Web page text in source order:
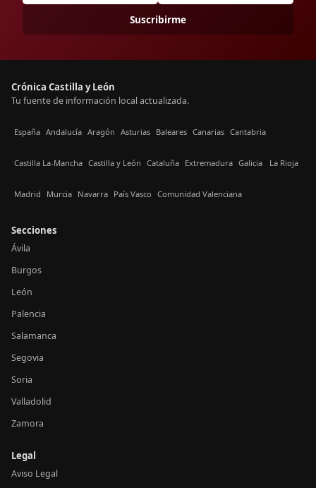
Suscribirme
Crónica Castilla y León
Tu fuente de información local actualizada.
España Andalucía Aragón Asturias Baleares Canarias Cantabria
Castilla La-Mancha Castilla y León Cataluña Extremadura Galicia La Rioja
Madrid Murcia Navarra País Vasco Comunidad Valenciana
Secciones
Ávila
Burgos
León
Palencia
Salamanca
Segovia
Soria
Valladolid
Zamora
Legal
Aviso Legal